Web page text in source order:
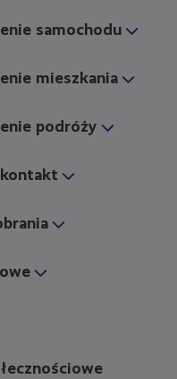
samochodu
mieszkania
podróży
kontakt